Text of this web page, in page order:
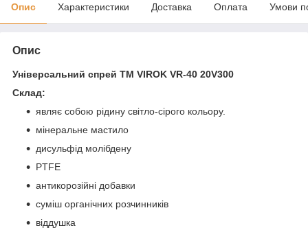
Опис Характеристики Доставка Оплата Умови
Опис
Універсальний спрей ТМ VIROK VR-40 20V300
Склад:
являє собою рідину світло-сірого кольору.
мінеральне мастило
дисульфід молібдену
PTFE
антикорозійні добавки
суміш органічних розчинників
віддушка